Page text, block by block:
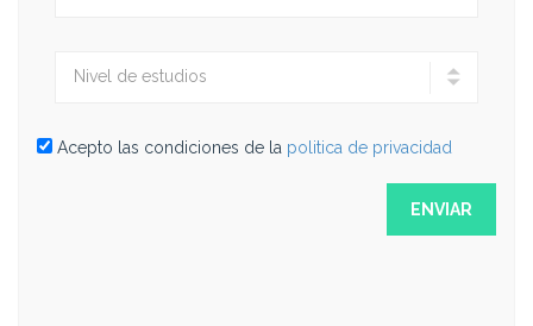
Acepto las condiciones de la politica de privacidad